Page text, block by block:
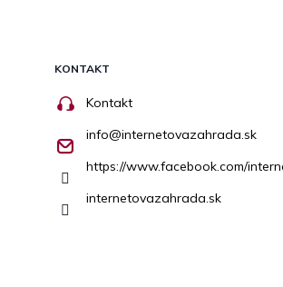
KONTAKT
Kontakt
info@internetovazahrada.sk
https://www.facebook.com/
internetovazahrada.sk